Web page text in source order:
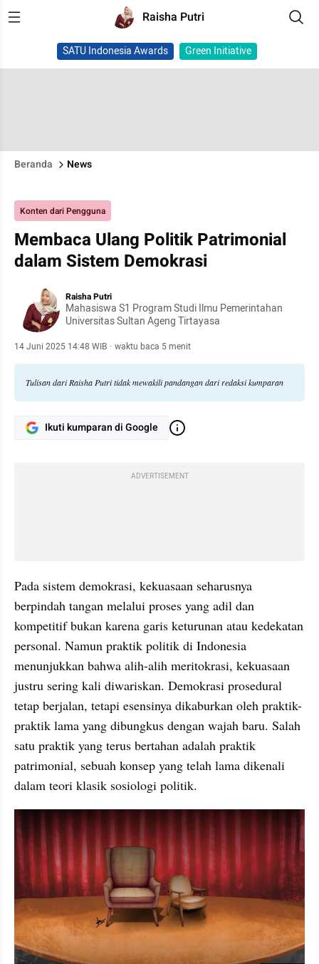
Raisha Putri
SATU Indonesia Awards Green Initiative
Beranda News
Konten dari Pengguna
Membaca Ulang Politik Patrimonial
dalam Sistem Demokrasi
Raisha Putri
Mahasiswa S1 Program Studi Ilmu Pemerintahan
Universitas Sultan Ageng Tirtayasa
14 Juni 2025 14:48 WIB · waktu baca 5 menit
Tulisan dari Raisha Putri tidak mewakili pandangan dari redaksi kumparan
Ikuti kumparan di Google
ADVERTISEMENT
Pada sistem demokrasi, kekuasaan seharusnya
berpindah tangan melalui proses yang adil dan
kompetitif bukan karena garis keturunan atau kedekatan
personal. Namun praktik politik di Indonesia
menunjukkan bahwa alih-alih meritokrasi, kekuasaan
justru sering kali diwariskan. Demokrasi prosedural
tetap berjalan, tetapi esensinya dikaburkan oleh praktik-
praktik lama yang dibungkus dengan wajah baru. Salah
satu praktik yang terus bertahan adalah praktik
patrimonial, sebuah konsep yang telah lama dikenali
dalam teori klasik sosiologi politik.